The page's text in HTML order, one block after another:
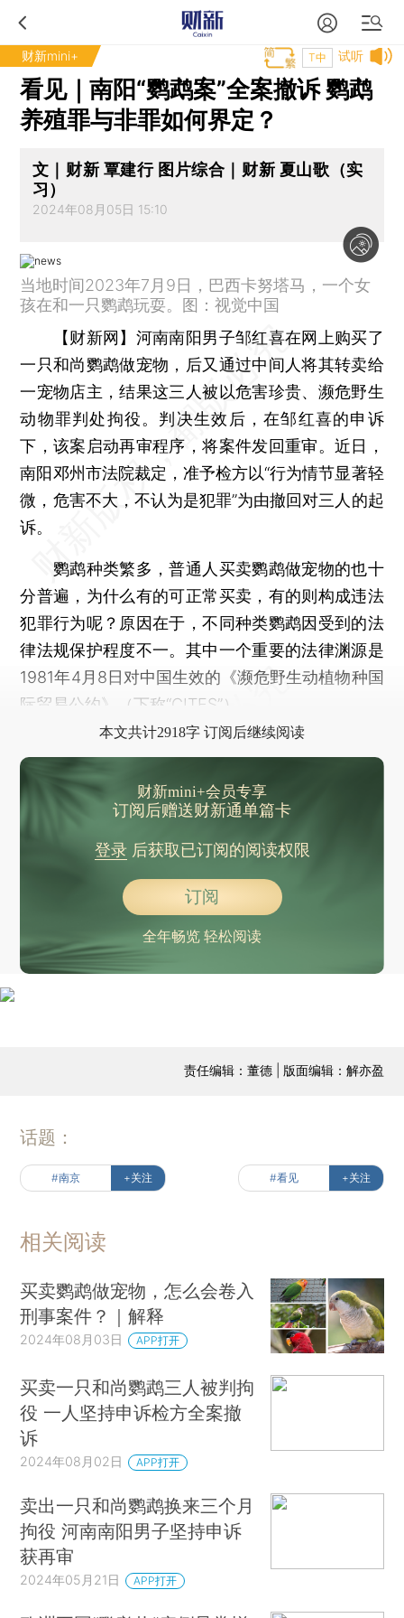
财新mini+ 试听
T中
看见｜南阳“鹦鹉案”全案撤诉 鹦鹉
养殖罪与非罪如何界定？
文｜财新 覃建行 图片综合｜财新 夏山歌（实
习）
2024年08月05日 15:10
当地时间2023年7月9日，巴西卡努塔马，一个女
孩在和一只鹦鹉玩耍。图：视觉中国
【财新网】 河南南阳男子邹红喜在网上购买了
一只和尚鹦鹉做宠物，后又通过中间人将其转卖给
一宠物店主，结果这三人被以危害珍贵、濒危野生
动物罪判处拘役。判决生效后，在邹红喜的申诉
下，该案启动再审程序，将案件发回重审。近日，
南阳邓州市法院裁定，准予检方以“行为情节显著轻
微，危害不大，不认为是犯罪”为由撤回对三人的起
诉。
鹦鹉种类繁多，普通人买卖鹦鹉做宠物的也十
分普遍，为什么有的可正常买卖，有的则构成违法
犯罪行为呢？原因在于，不同种类鹦鹉因受到的法
律法规保护程度不一。其中一个重要的法律渊源是
1981年4月8日对中国生效的《濒危野生动植物种国
际贸易公约》（下称“CITES”）。
本文共计2918字 订阅后继续阅读
财新mini+会员专享
订阅后赠送财新通单篇卡
登录后获取已订阅的阅读权限
订阅
全年畅览 轻松阅读
责任编辑：董德 | 版面编辑：解亦盈
话题：
#南京 +关注 #看见 +关注
相关阅读
买卖鹦鹉做宠物，怎么会卷入
刑事案件？｜解释
2024年08月03日 APP打开
买卖一只和尚鹦鹉三人被判拘
役 一人坚持申诉检方全案撤
诉
2024年08月02日 APP打开
卖出一只和尚鹦鹉换来三个月
拘役 河南南阳男子坚持申诉
获再审
2024年05月21日 APP打开